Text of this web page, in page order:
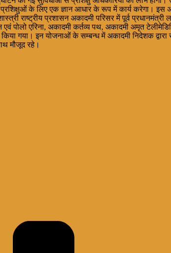
के लिए एक ज्ञान आधार के रूप में कार्य करेगा। इस अवसर
राष्ट्रीय प्रशासन अकादमी परिसर में पूर्व प्रधानमंत्री
पोलो एरिना, अकादमी कर्तव्य पथ, अकादमी अमृत
किया गया। इन योजनाओं के सम्बन्ध में अकादमी निदेशक
मौजूद रहे।